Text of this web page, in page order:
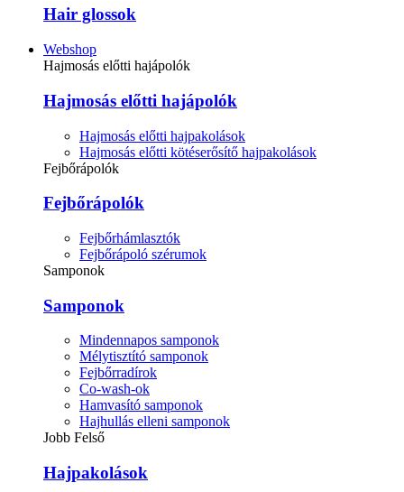
Hair glossok
Webshop
Hajmosás előtti hajápolók
Hajmosás előtti hajápolók
Hajmosás előtti hajpakolások
Hajmosás előtti kötéserősítő hajpakolások
Fejbőrápolók
Fejbőrápolók
Fejbőrhámlasztók
Fejbőrápoló szérumok
Samponok
Samponok
Mindennapos samponok
Mélytisztító samponok
Fejbőrradírok
Co-wash-ok
Hamvasító samponok
Hajhullás elleni samponok
Jobb Felső
Hajpakolások